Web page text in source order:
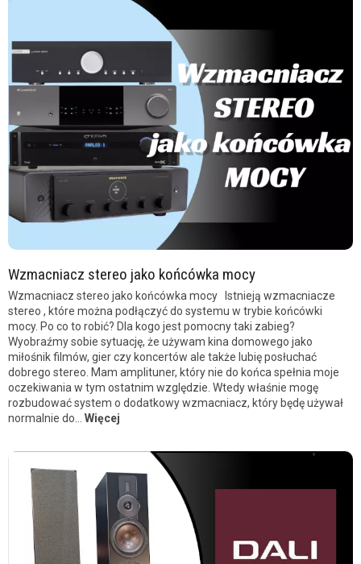
Wzmacniacz stereo jako końcówka mocy
Wzmacniacz stereo jako końcówka mocy Istnieją wzmacniacze
stereo , które można podłączyć do systemu w trybie końcówki
mocy. Po co to robić? Dla kogo jest pomocny taki zabieg?
Wyobraźmy sobie sytuację, że używam kina domowego jako
miłośnik filmów, gier czy koncertów ale także lubię posłuchać
dobrego stereo. Mam amplituner, który nie do końca spełnia moje
oczekiwania w tym ostatnim względzie. Wtedy właśnie mogę
rozbudować system o dodatkowy wzmacniacz, który będę używał
normalnie do... Więcej